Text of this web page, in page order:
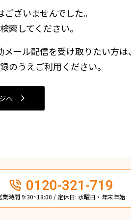
ン
ざいませんでした。
索してください。
ール配信を受け取りたい方は、
のうえご利用ください。
へ
0120-321-719
業時間 9:30~18:00 / 定休日: 水曜日・年末年始